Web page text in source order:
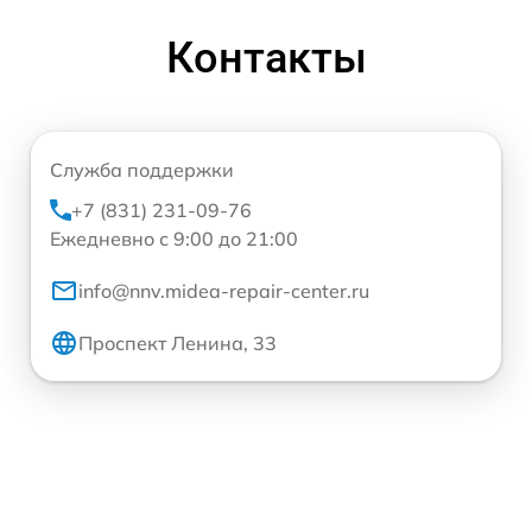
Контакты
Служба поддержки
+7 (831) 231-09-76
Ежедневно с 9:00 до 21:00
info@nnv.midea-repair-center.ru
Проспект Ленина, 33